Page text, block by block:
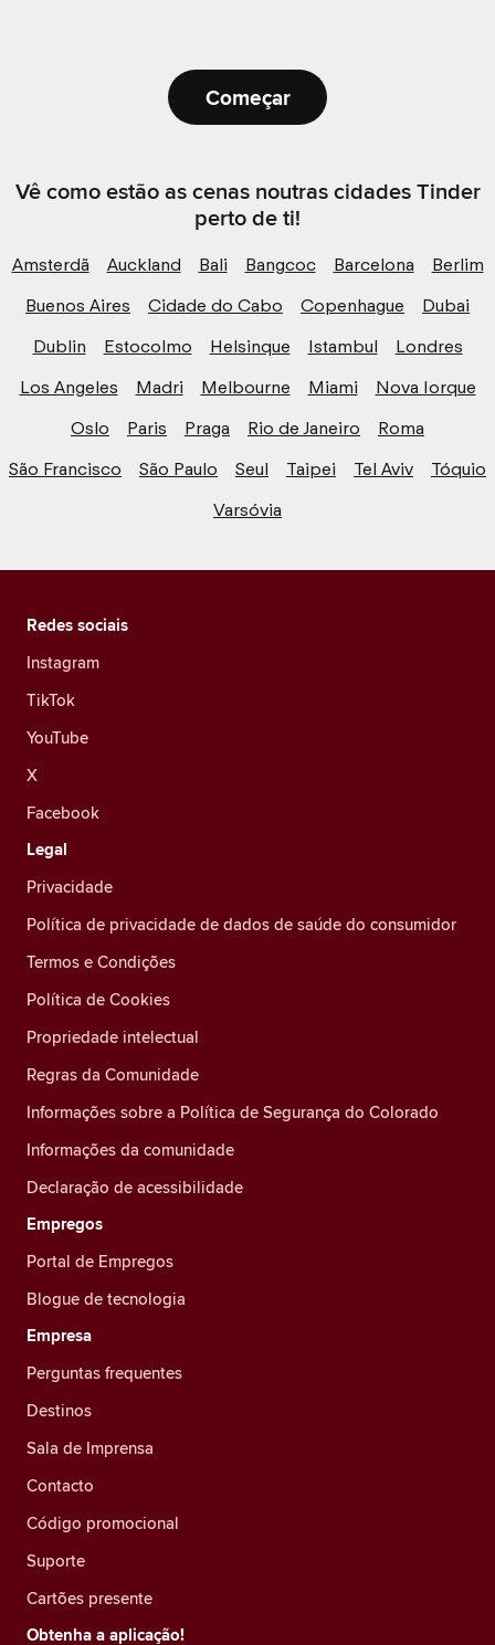
Começar
Vê como estão as cenas noutras cidades Tinder
perto de ti!
Amsterdã Auckland Bali Bangcoc Barcelona
Berlim
Buenos Aires
Cidade do Cabo Copenhague
Dubai
Dublin
Estocolmo Helsinque Istambul
Londres
Los Angeles
Madri Melbourne Miami
Nova Iorque
Oslo
Paris Praga Rio de Janeiro
Roma
São Francisco
São Paulo Seul Taipei Tel Aviv
Tóquio
Varsóvia
Redes sociais
Instagram
TikTok
YouTube
X
Facebook
Legal
Privacidade
Política de privacidade de dados de saúde do consumidor
Termos e Condições
Política de Cookies
Propriedade intelectual
Regras da Comunidade
Informações sobre a Política de Segurança do Colorado
Informações da comunidade
Declaração de acessibilidade
Empregos
Portal de Empregos
Blogue de tecnologia
Empresa
Perguntas frequentes
Destinos
Sala de Imprensa
Contacto
Código promocional
Suporte
Cartões presente
Obtenha a aplicação!